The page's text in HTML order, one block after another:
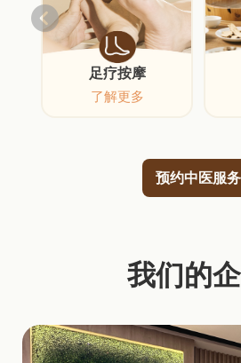
足疗按摩
了解更多
预约中医服务
我们的